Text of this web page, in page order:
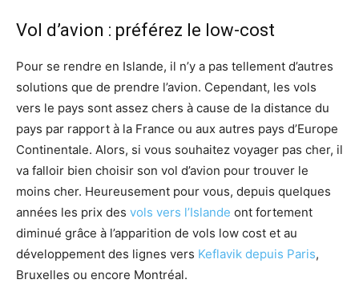
Vol d’avion : préférez le low-cost
Pour se rendre en Islande, il n’y a pas tellement d’autres
solutions que de prendre l’avion. Cependant, les vols
vers le pays sont assez chers à cause de la distance du
pays par rapport à la France ou aux autres pays d’Europe
Continentale. Alors, si vous souhaitez voyager pas cher, il
va falloir bien choisir son vol d’avion pour trouver le
moins cher. Heureusement pour vous, depuis quelques
années les prix des vols vers l’Islande ont fortement
diminué grâce à l’apparition de vols low cost et au
développement des lignes vers Keflavik depuis Paris,
Bruxelles ou encore Montréal.